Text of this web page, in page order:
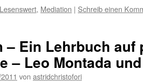
Lesenswert, Mediation | Schreib einen
– Ein Lehrbuch
– Leo Montada
von astridchristofori